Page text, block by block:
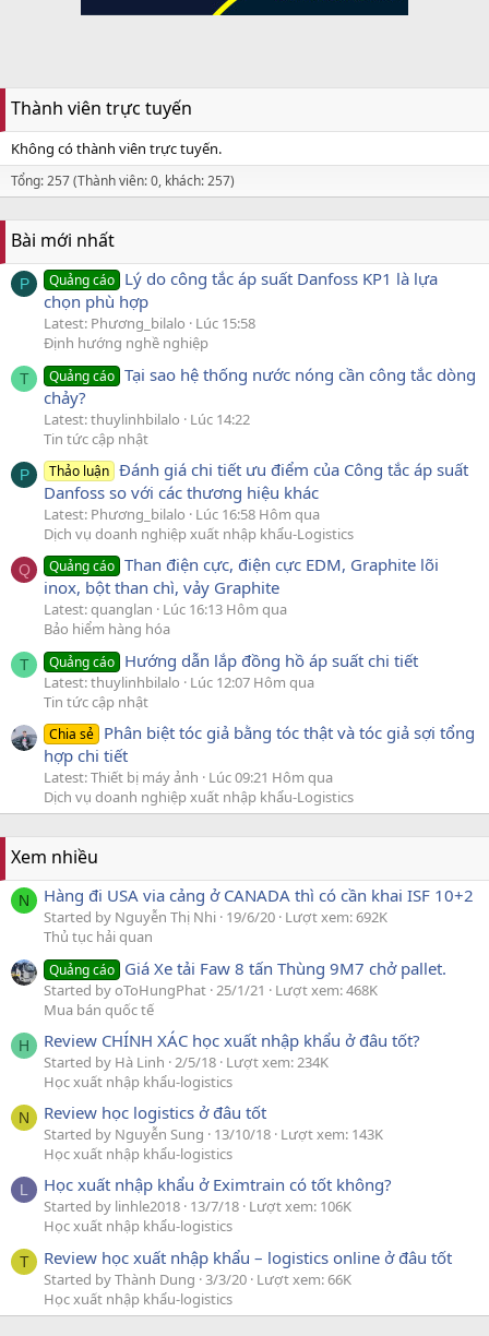
Thành viên trực tuyến
Không có thành viên trực tuyến.
Tổng: 257 (Thành viên: 0, khách: 257)
Bài mới nhất
P Quảng cáo Lý do công tắc áp suất Danfoss KP1 là lựa
chọn phù hợp
Latest: Phương_bilalo
Lúc 15:58
Định hướng nghề nghiệp
T Quảng cáo Tại sao hệ thống nước nóng cần công tắc dòng
chảy?
Latest: thuylinhbilalo
Lúc 14:22
Tin tức cập nhật
P Thảo luận Đánh giá chi tiết ưu điểm của Công tắc áp suất
Danfoss so với các thương hiệu khác
Latest: Phương_bilalo
Lúc 16:58 Hôm qua
Dịch vụ doanh nghiệp xuất nhập khẩu-Logistics
Q Quảng cáo Than điện cực, điện cực EDM, Graphite lõi
inox, bột than chì, vảy Graphite
Latest: quanglan
Lúc 16:13 Hôm qua
Bảo hiểm hàng hóa
T Quảng cáo Hướng dẫn lắp đồng hồ áp suất chi tiết
Latest: thuylinhbilalo
Lúc 12:07 Hôm qua
Tin tức cập nhật
Chia sẻ Phân biệt tóc giả bằng tóc thật và tóc giả sợi tổng
hợp chi tiết
Latest: Thiết bị máy ảnh
Lúc 09:21 Hôm qua
Dịch vụ doanh nghiệp xuất nhập khẩu-Logistics
Xem nhiều
N Hàng đi USA via cảng ở CANADA thì có cần khai ISF 10+2
Started by Nguyễn Thị Nhi 19/6/20 Lượt xem: 692K
Thủ tục hải quan
Quảng cáo Giá Xe tải Faw 8 tấn Thùng 9M7 chở pallet.
Started by oToHungPhat 25/1/21
Lượt xem: 468K
Mua bán quốc tế
H Review CHÍNH XÁC học xuất nhập khẩu ở đâu tốt?
Started by Hà Linh 2/5/18 Lượt xem: 234K
Học xuất nhập khẩu-logistics
N Review học logistics ở đâu tốt
Started by Nguyễn Sung 13/10/18 Lượt xem: 143K
Học xuất nhập khẩu-logistics
L Học xuất nhập khẩu ở Eximtrain có tốt không?
Started by linhle2018 13/7/18 Lượt xem: 106K
Học xuất nhập khẩu-logistics
T Review học xuất nhập khẩu – logistics online ở đâu tốt
Started by Thành Dung 3/3/20 Lượt xem: 66K
Học xuất nhập khẩu-logistics